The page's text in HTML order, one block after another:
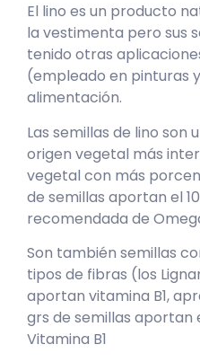
El lino es un producto
la vestimenta pero sus
tenido otras
(empleado en pinturas
alimentación.
Las semillas de lino son
origen vegetal más
vegetal con más
de semillas aportan el
recomendada de
Son también semillas
tipos de fibras (los
aportan vitamina B1,
grs de semillas aportan
Vitamina B1